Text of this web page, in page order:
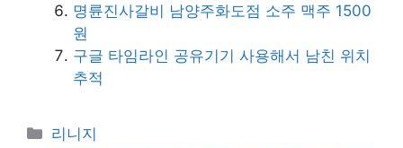
명륜진사갈비 남양주화도점 소주 맥주 1500
원
구글 타임라인 공유기기 사용해서 남친 위치
추적
Categories
리니지